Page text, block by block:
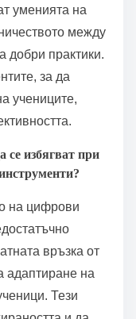
уменията на
между
добри практики.
за да
учениците,
се избягват при
на цифрови
връзка от
адаптиране на
Тези